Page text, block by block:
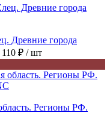
Древние города
110 ₽ / шт
Регионы РФ.